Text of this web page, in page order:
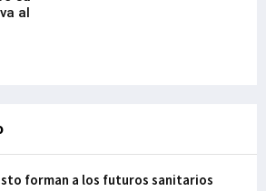
al
forman a los futuros sanitarios